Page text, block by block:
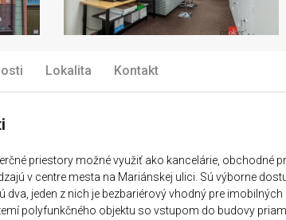
Lokalita Kontakt
priestory možné využiť ako kancelárie, obchodné
v centre mesta na Mariánskej ulici. Sú výborne
dva, jeden z nich je bezbariérový vhodný pre imobilných
polyfunkčného objektu so vstupom do budovy